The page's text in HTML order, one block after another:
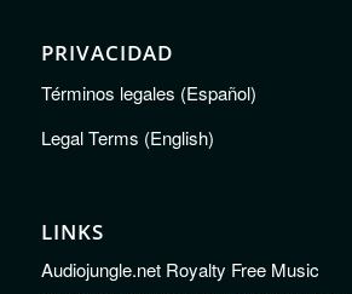
PRIVACIDAD
Términos legales (Español)
Legal Terms (English)
LINKS
Audiojungle.net Royalty Free Music